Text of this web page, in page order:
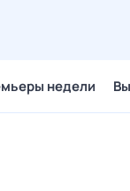
недели